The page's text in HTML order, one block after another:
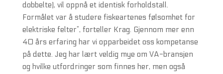
dobbelte), vil oppnå et identisk forholdstall.
Formålet var å studere fiskeartenes følsomhet for
elektriske felter”, forteller Krag. Gjennom mer enn
40 års erfaring har vi opparbeidet oss kompetanse
på dette. Jeg har lært veldig mye om VA-bransjen
og hvilke utfordringer som finnes her, men også